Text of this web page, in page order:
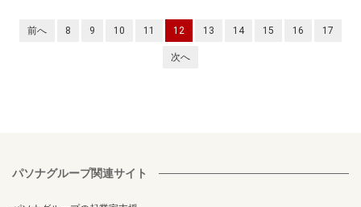
前へ 8 9 10 11 12 13 14 15 16 17
次へ
パソナグループ関連サイト